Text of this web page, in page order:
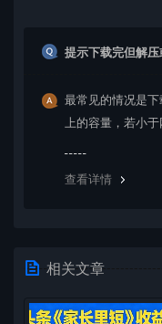
提示下载完但解压
最常见的情况是
上的容量，若小
查看详情
相关文章